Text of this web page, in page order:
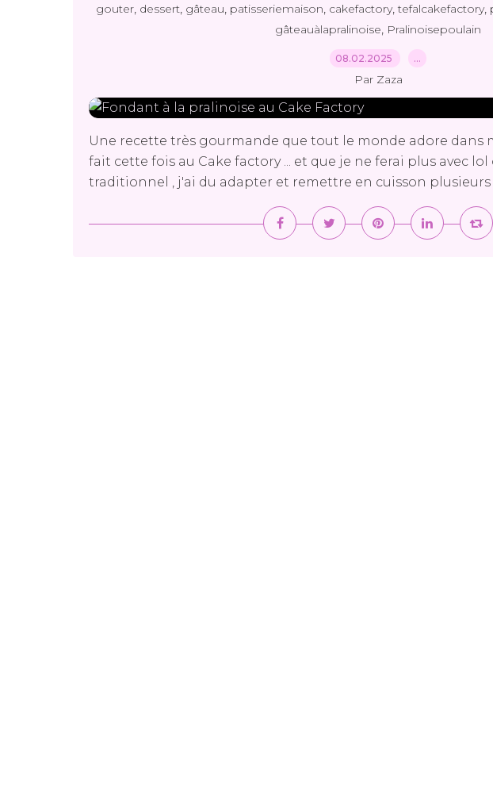
gouter, dessert, gâteau, patisseriemaison, cakefactory,tefalcakefactory,
gâteauàlapralinoise, Pralinoisepoulain
08.02.2025 …
Par Zaza
Une recette très gourmande que tout le monde adore dans
fait cette fois au Cake factory ... et que je ne ferai plus avec
traditionnel , j'ai du adapter et remettre en cuisson plusieurs